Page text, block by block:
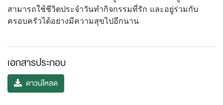
สามารถใช้ชีวิตประจำวันทำกิจกรรมที่รัก และอยู่ร่วมกับ
ครอบครัวได้อย่างมีความสุขไปอีกนาน
เอกสารประกอบ
ดาวน์โหลด